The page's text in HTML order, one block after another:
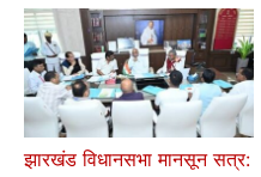
झारखंड विधानसभा मानसून सत्र: